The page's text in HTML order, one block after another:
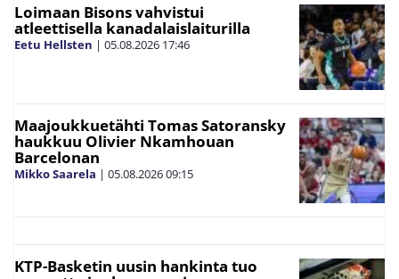
Loimaan Bisons vahvistui
atleettisella kanadalaislaiturilla
Eetu Hellsten | 05.08.2026 17:46
Maajoukkuetähti Tomas Satoransky
haukkuu Olivier Nkamhouan
Barcelonan
Mikko Saarela | 05.08.202609:15
KTP-Basketin uusin hankinta tuo